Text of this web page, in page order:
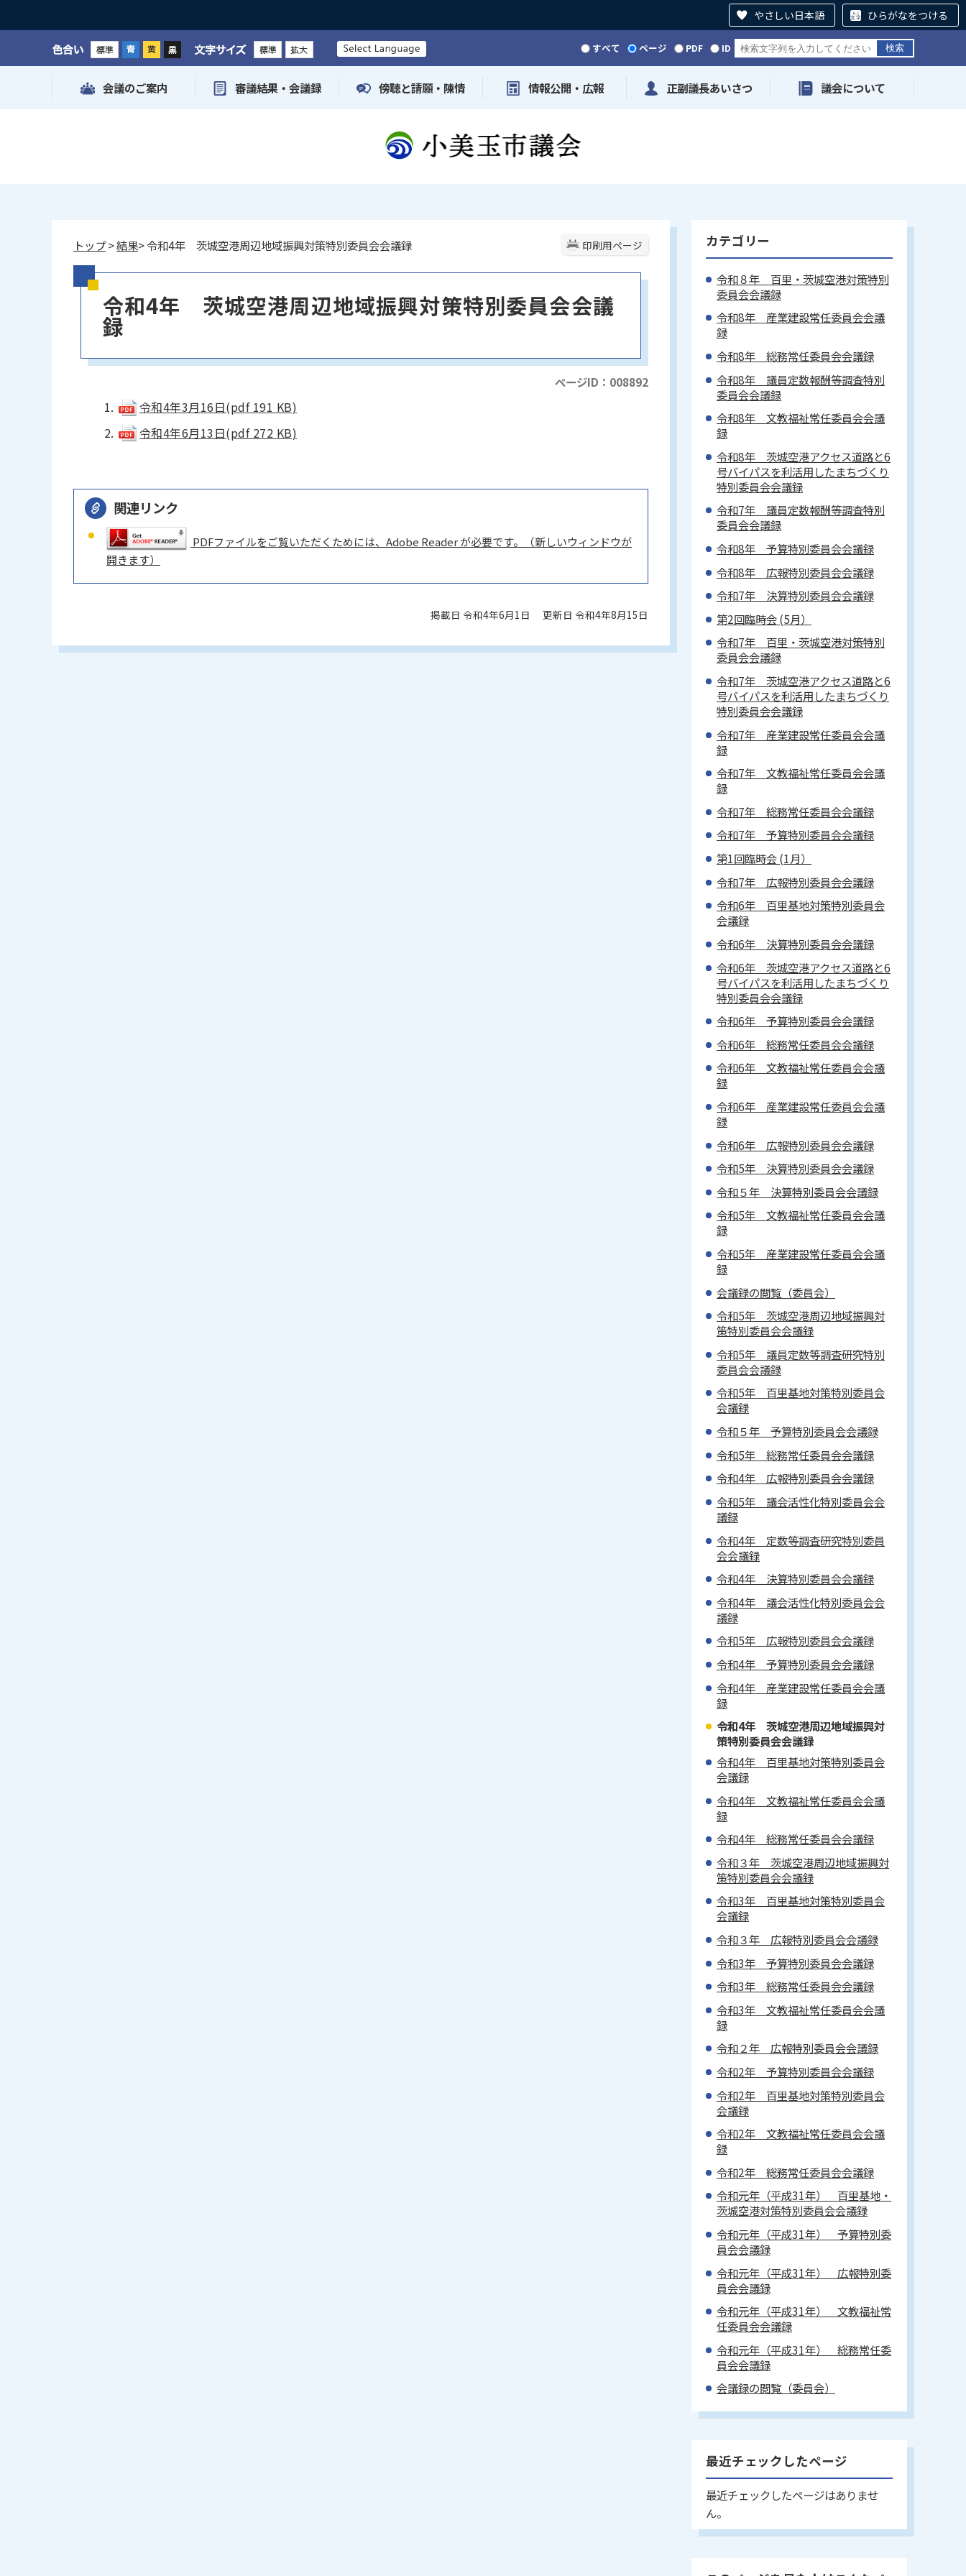
やさしい日本語 ひらがなをつける
色合い 文字サイズ すべて ページ PDF ID
会議のご案内 審議結果・会議録 傍聴と請願・陳情 情報公開・広報 正副議長あいさつ 議会について
印刷用ページ
トップ>結果> 令和4年 茨城空港周辺地域振興対策特別委員会会議録
令和4年 茨城空港周辺地域振興対策特別委員会会議
録
ページID：008892
令和4年3月16日(pdf 191 KB)
令和4年6月13日(pdf 272 KB)
関連リンク
PDFファイルをご覧いただくためには、Adobe Reader が必要です。（新しいウィンドウが
開きます）
掲載日 令和4年6月1日 更新日 令和4年8月15日
カテゴリー
令和８年 百里・茨城空港対策特別
委員会会議録
令和8年 産業建設常任委員会会議
録
令和8年 総務常任委員会会議録
令和8年 議員定数報酬等調査特別
委員会会議録
令和8年 文教福祉常任委員会会議
録
令和8年 茨城空港アクセス道路と6
号バイパスを利活用したまちづくり
特別委員会会議録
令和7年 議員定数報酬等調査特別
委員会会議録
令和8年 予算特別委員会会議録
令和8年 広報特別委員会会議録
令和7年 決算特別委員会会議録
第2回臨時会 (5月）
令和7年 百里・茨城空港対策特別
委員会会議録
令和7年 茨城空港アクセス道路と6
号バイパスを利活用したまちづくり
特別委員会会議録
令和7年 産業建設常任委員会会議
録
令和7年 文教福祉常任委員会会議
録
令和7年 総務常任委員会会議録
令和7年 予算特別委員会会議録
第1回臨時会 (1月）
令和7年 広報特別委員会会議録
令和6年 百里基地対策特別委員会
会議録
令和6年 決算特別委員会会議録
令和6年 茨城空港アクセス道路と6
号バイパスを利活用したまちづくり
特別委員会会議録
令和6年 予算特別委員会会議録
令和6年 総務常任委員会会議録
令和6年 文教福祉常任委員会会議
録
令和6年 産業建設常任委員会会議
録
令和6年 広報特別委員会会議録
令和5年 決算特別委員会会議録
令和５年 決算特別委員会会議録
令和5年 文教福祉常任委員会会議
録
令和5年 産業建設常任委員会会議
録
会議録の閲覧（委員会）
令和5年 茨城空港周辺地域振興対
策特別委員会会議録
令和5年 議員定数等調査研究特別
委員会会議録
令和5年 百里基地対策特別委員会
会議録
令和５年 予算特別委員会会議録
令和5年 総務常任委員会会議録
令和4年 広報特別委員会会議録
令和5年 議会活性化特別委員会会
議録
令和4年 定数等調査研究特別委員
会会議録
令和4年 決算特別委員会会議録
令和4年 議会活性化特別委員会会
議録
令和5年 広報特別委員会会議録
令和4年 予算特別委員会会議録
令和4年 産業建設常任委員会会議
録
令和4年 茨城空港周辺地域振興対
策特別委員会会議録
令和4年 百里基地対策特別委員会
会議録
令和4年 文教福祉常任委員会会議
録
令和4年 総務常任委員会会議録
令和３年 茨城空港周辺地域振興対
策特別委員会会議録
令和3年 百里基地対策特別委員会
会議録
令和３年 広報特別委員会会議録
令和3年 予算特別委員会会議録
令和3年 総務常任委員会会議録
令和3年 文教福祉常任委員会会議
録
令和２年 広報特別委員会会議録
令和2年 予算特別委員会会議録
令和2年 百里基地対策特別委員会
会議録
令和2年 文教福祉常任委員会会議
録
令和2年 総務常任委員会会議録
令和元年（平成31年） 百里基地・
茨城空港対策特別委員会会議録
令和元年（平成31年） 予算特別委
員会会議録
令和元年（平成31年） 広報特別委
員会会議録
令和元年（平成31年） 文教福祉常
任委員会会議録
令和元年（平成31年） 総務常任委
員会会議録
会議録の閲覧（委員会）
最近チェックしたページ
最近チェックしたページはありませ
ん。